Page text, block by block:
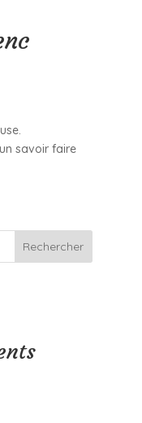
savoir faire
Rechercher